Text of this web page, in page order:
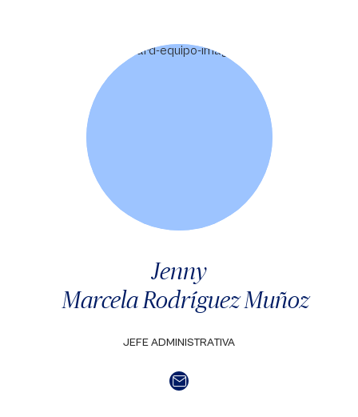
Jenny
Marcela Rodríguez Muñoz
JEFE ADMINISTRATIVA